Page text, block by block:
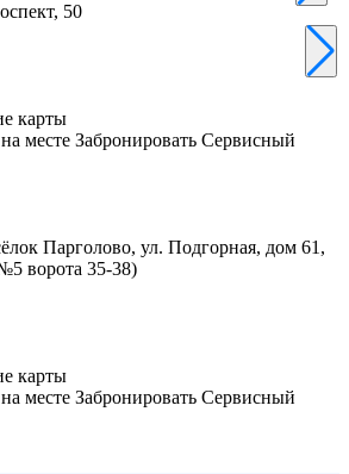
50
карты
месте Забронировать Сервисный
Парголово, ул. Подгорная, дом 61,
ворота 35-38)
карты
месте Забронировать Сервисный